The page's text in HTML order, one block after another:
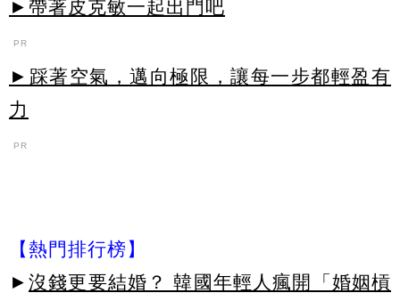
►帶著皮克敏一起出門吧
PR
►踩著空氣，邁向極限，讓每一步都輕盈有
力
PR
【熱門排行榜】
► 沒錢更要結婚？ 韓國年輕人瘋開「婚姻槓